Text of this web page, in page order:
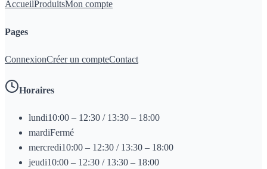
AccueilProduitsMon compte
Pages
ConnexionCréer un compteContact
Horaires
lundi10:00 – 12:30 / 13:30 – 18:00
mardiFermé
mercredi10:00 – 12:30 / 13:30 – 18:00
jeudi10:00 – 12:30 / 13:30 – 18:00